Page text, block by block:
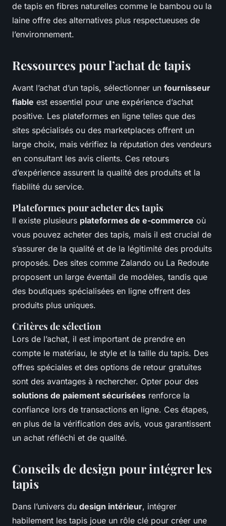
de tapis en fibres naturelles comme le bambou ou la
laine offre des alternatives plus respectueuses de
l’environnement.
Ressources pour l’achat de tapis
Avant l’achat d’un tapis, sélectionner un fournisseur
fiable est essentiel pour une expérience d’achat
positive. Les plateformes en ligne telles que des
sites spécialisés ou des marketplaces offrent un
large choix, mais vérifiez la réputation des vendeurs
en consultant les avis clients. Ces retours
d’expérience assurent la qualité des produits et la
fiabilité du service.
Plateformes pour acheter des tapis
Il existe plusieurs plateformes de e-commerce où
vous pouvez acheter des tapis, mais il est crucial de
s’assurer de la qualité et de la légitimité des produits
proposés. Des sites comme Zalando ou La Redoute
proposent un large éventail de modèles, tandis que
des boutiques spécialisées en ligne offrent des
produits plus uniques.
Critères de sélection
Lors de l’achat, il est important de prendre en
compte le matériau, le style et la taille du tapis. Des
offres spéciales et des options de retour gratuites
sont des avantages à rechercher. Opter pour des
solutions de paiement sécurisées renforce la
confiance lors de transactions en ligne. Ces étapes,
en plus de la vérification des avis, vous garantissent
un achat réfléchi et de qualité.
Conseils de design pour intégrer les
tapis
Dans l’univers du design intérieur, intégrer
habilement les tapis joue un rôle clé pour créer une